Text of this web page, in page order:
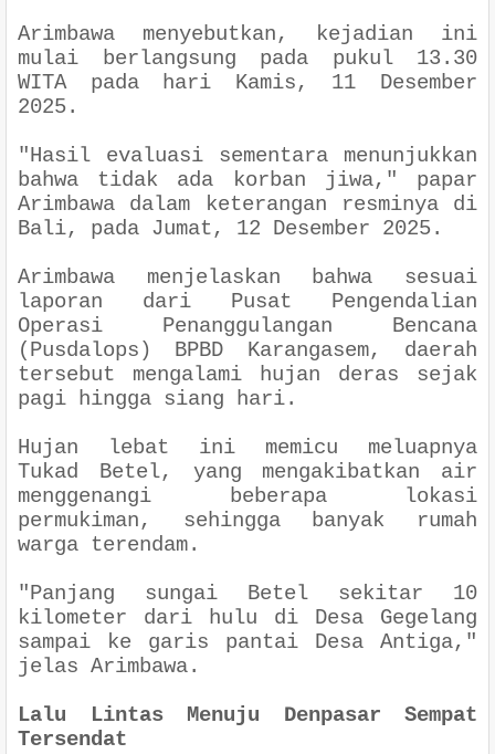
Arimbawa menyebutkan, kejadian ini
mulai berlangsung pada pukul 13.30
WITA pada hari Kamis, 11 Desember
2025.
"Hasil evaluasi sementara menunjukkan
bahwa tidak ada korban jiwa," papar
Arimbawa dalam keterangan resminya di
Bali, pada Jumat, 12 Desember 2025.
Arimbawa menjelaskan bahwa sesuai
laporan dari Pusat Pengendalian
Operasi Penanggulangan Bencana
(Pusdalops) BPBD Karangasem, daerah
tersebut mengalami hujan deras sejak
pagi hingga siang hari.
Hujan lebat ini memicu meluapnya
Tukad Betel, yang mengakibatkan air
menggenangi beberapa lokasi
permukiman, sehingga banyak rumah
warga terendam.
"Panjang sungai Betel sekitar 10
kilometer dari hulu di Desa Gegelang
sampai ke garis pantai Desa Antiga,"
jelas Arimbawa.
Lalu Lintas Menuju Denpasar Sempat
Tersendat